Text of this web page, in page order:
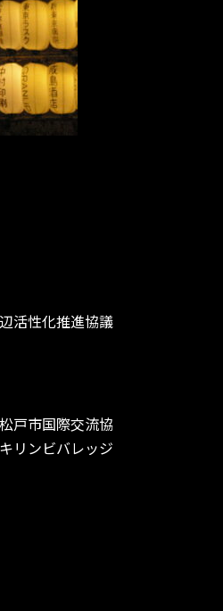
活性化推進協議
戸市国際交流協
リンビバレッジ